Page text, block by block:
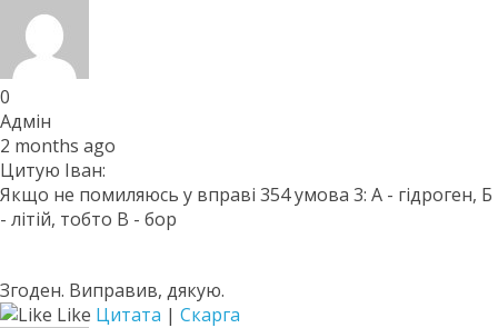
0
Адмін
2 months ago
Цитую Іван:
Якщо не помиляюсь у вправі 354 умова 3: А - гідроген, Б
- літій, тобто В - бор
Згоден. Виправив, дякую.
Like Цитата | Скарга